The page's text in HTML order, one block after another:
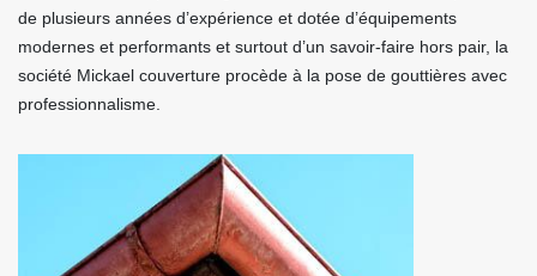
de plusieurs années d’expérience et dotée d’équipements
modernes et performants et surtout d’un savoir-faire hors pair, la
société Mickael couverture procède à la pose de gouttières avec
professionnalisme.